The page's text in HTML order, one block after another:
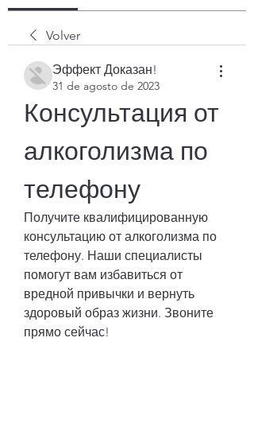
Volver
Эффект Доказан!
31 de agosto de 2023
Консультация от
алкоголизма по
телефону
Получите квалифицированную
консультацию от алкоголизма по
телефону. Наши специалисты
помогут вам избавиться от
вредной привычки и вернуть
здоровый образ жизни. Звоните
прямо сейчас!